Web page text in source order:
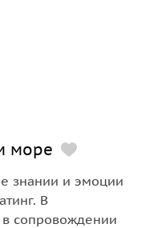
море
знании и эмоции
В
сопровождении